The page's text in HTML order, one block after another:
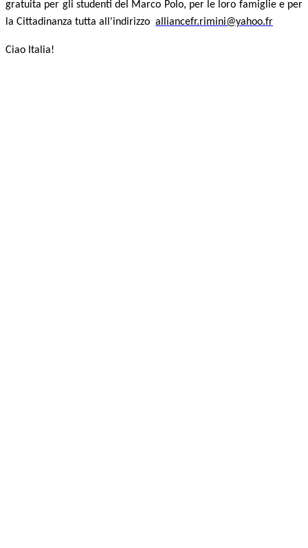
gratuita per gli studenti del Marco Polo, per le loro famiglie e per
la Cittadinanza tutta all'indirizzo alliancefr.rimini@yahoo.fr
Ciao Italia!